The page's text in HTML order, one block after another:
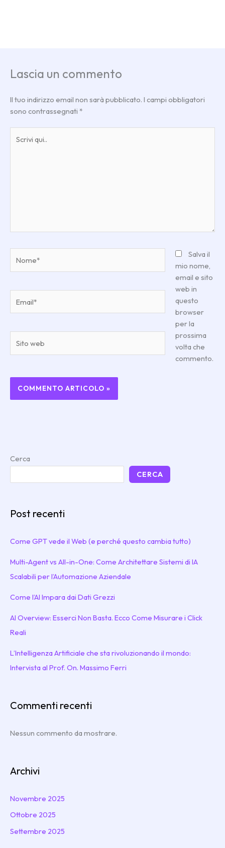
Lascia un commento
Il tuo indirizzo email non sarà pubblicato. I campi obbligatori
sono contrassegnati *
qui..
web
Salva il
mio nome,
email e sito
web in
questo
browser
per la
prossima
volta che
commento.
Cerca
CERCA
Post recenti
Come GPT vede il Web (e perché questo cambia tutto)
Multi-Agent vs All-in-One: Come Architettare Sistemi di IA
Scalabili per l’Automazione Aziendale
Come l’AI Impara dai Dati Grezzi
AI Overview: Esserci Non Basta. Ecco Come Misurare i Click
Reali
L’Intelligenza Artificiale che sta rivoluzionando il mondo:
Intervista al Prof. On. Massimo Ferri
Commenti recenti
Nessun commento da mostrare.
Archivi
Novembre 2025
Ottobre 2025
Settembre 2025